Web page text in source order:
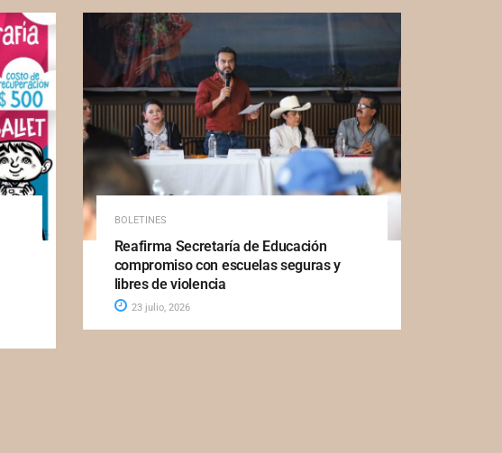
BOLETINES
Reafirma Secretaría de Educación
compromiso con escuelas seguras y
libres de violencia
23 julio, 2026